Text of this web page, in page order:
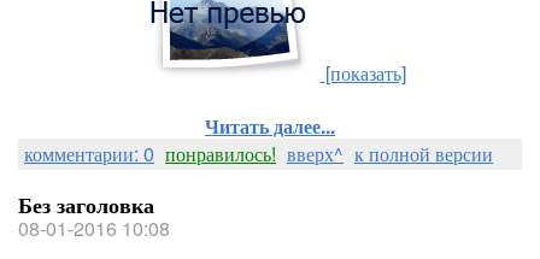
[показать]
Читать далее...
комментарии: 0 понравилось! вверх^ к полной версии
Без заголовка
08-01-2016 10:08